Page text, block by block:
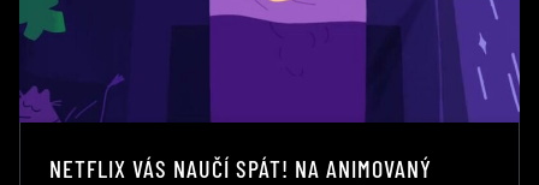
NETFLIX VÁS NAUČÍ SPÁT! NA ANIMOVANÝ